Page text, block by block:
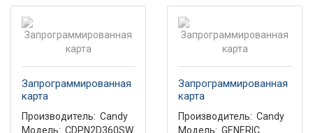
Запрограммированная
карта
Производитель: Candy
Модель: CDPN2D360SW
Запрограммированная
карта
Производитель: Candy
Модель: GENERIC